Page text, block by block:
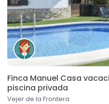
Finca Manuel Casa
piscina privada
Vejer de la Frontera